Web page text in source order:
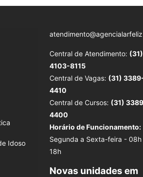
Idoso
Central de Atendimento: (31)
4103-8115
Central de Vagas: (31)
4410
Central de Cursos: (31)
4400
Horário de Funcionamento:
Segunda a Sexta-feira - 08h
18h
Novas unidades em